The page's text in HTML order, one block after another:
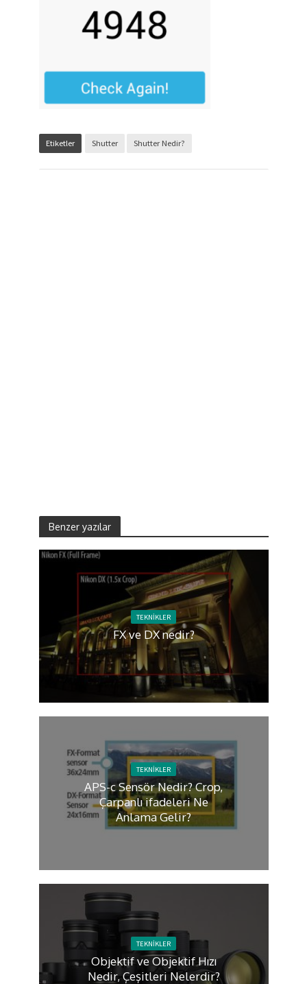
Etiketler Shutter Shutter Nedir?
Benzer yazılar
TEKNIKLER
FX ve DX nedir?
TEKNIKLER
APS-c Sensör Nedir? Crop,
Çarpanlı ifadeleri Ne
Anlama Gelir?
TEKNIKLER
Objektif ve Objektif Hızı
Nedir, Çeşitleri Nelerdir?